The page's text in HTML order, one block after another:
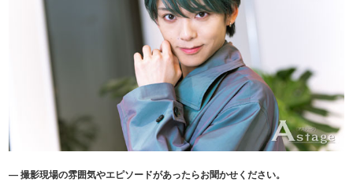
― 撮影現場の雰囲気やエピソードがあったらお聞かせください。